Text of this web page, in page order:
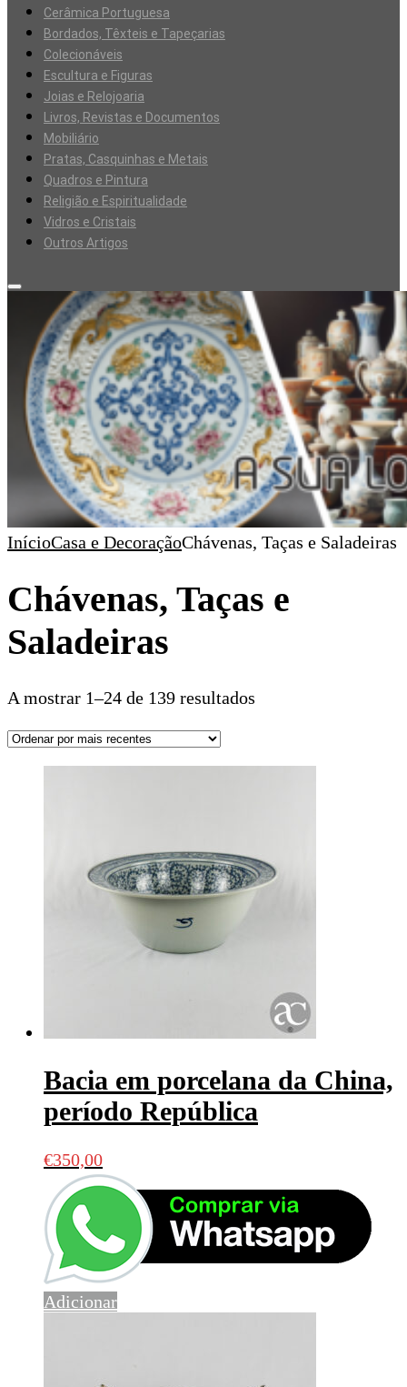
Cerâmica Portuguesa
Bordados, Têxteis e Tapeçarias
Colecionáveis
Escultura e Figuras
Joias e Relojoaria
Livros, Revistas e Documentos
Mobiliário
Pratas, Casquinhas e Metais
Quadros e Pintura
Religião e Espiritualidade
Vidros e Cristais
Outros Artigos
InícioCasa e DecoraçãoChávenas, Taças e Saladeiras
Chávenas, Taças e
Saladeiras
A mostrar 1–24 de 139 resultados
Bacia em porcelana da China,
período República
€350,00
Adicionar